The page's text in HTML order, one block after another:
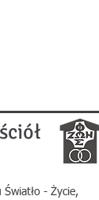
Światło - Życie,